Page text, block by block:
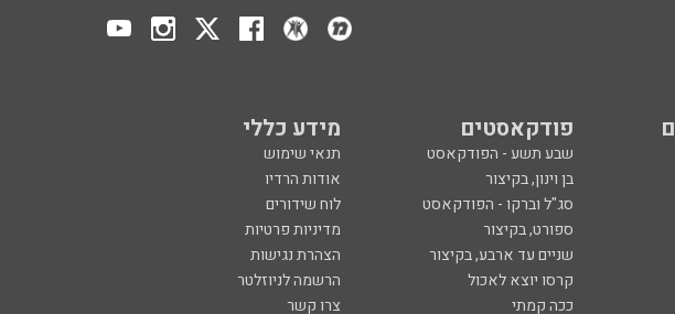
פודקאסטים מידע כללי
שבע תשע - הפודקאסט
תנאי שימוש
בן וינון, בקיצור
אודות הרדיו
סג"ל וברקו - הפודקאסט
לוח שידורים
ספורט, בקיצור
מדיניות פרטיות
שניים עד ארבע, בקיצור
הצהרת נגישות
קרסו יוצא לאכול
הרשמה לניוזלטר
ככה קמתי צרו קשר